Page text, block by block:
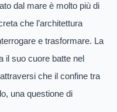
dal mare è molto più di
che l’architettura
e trasformare. La
il suo cuore batte nel
che il confine tra
una questione di